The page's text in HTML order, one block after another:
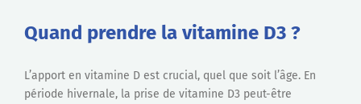
Quand prendre la vitamine D3 ?
L’apport en vitamine D est crucial, quel que soit l’âge. En
période hivernale, la prise de vitamine D3 peut-être